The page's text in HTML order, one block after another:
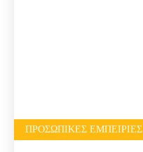
ΠΡΟΣΩΠΙΚΈΣ ΕΜΠΕΙΡΊΕΣ